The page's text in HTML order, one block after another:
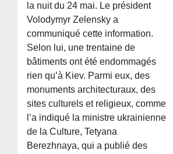
la nuit du 24 mai. Le président
Volodymyr Zelensky a
communiqué cette information.
Selon lui, une trentaine de
bâtiments ont été endommagés
rien qu’à Kiev. Parmi eux, des
monuments architecturaux, des
sites culturels et religieux, comme
l’a indiqué la ministre ukrainienne
de la Culture, Tetyana
Berezhnaya, qui a publié des